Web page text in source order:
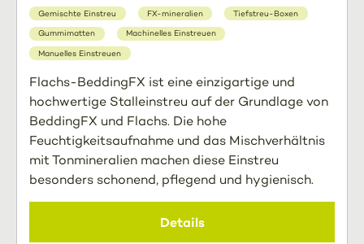
Gemischte Einstreu FX-mineralien Tiefstreu-Boxen
Gummimatten Machinelles Einstreuen
Manuelles Einstreuen
Flachs-BeddingFX ist eine einzigartige und
hochwertige Stalleinstreu auf der Grundlage von
BeddingFX und Flachs. Die hohe
Feuchtigkeitsaufnahme und das Mischverhältnis
mit Tonmineralien machen diese Einstreu
besonders schonend, pflegend und hygienisch.
Details